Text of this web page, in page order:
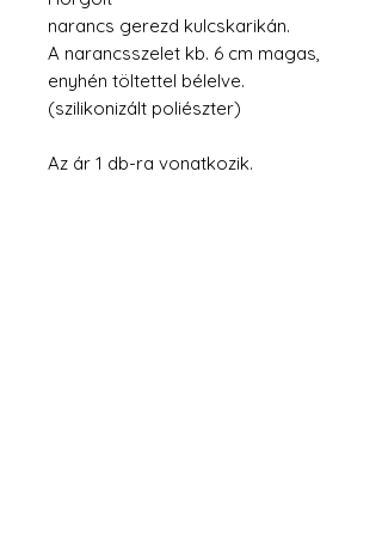
narancs gerezd kulcskarikán.
A narancsszelet kb. 6 cm magas,
enyhén töltettel bélelve.
(szilikonizált poliészter)
Az ár 1 db-ra vonatkozik.